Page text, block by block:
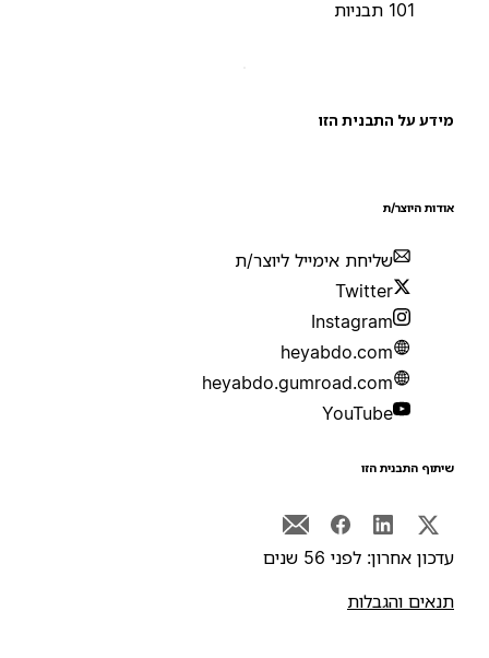
על התבנית הזו
היוצר/ת
שליחת אימייל ליוצר/ת
Twitter
Instagram
heyabdo.com
heyabdo.gumroad.com
YouTube
התבנית הזו
אחרון: לפני 56 שנים
והגבלות